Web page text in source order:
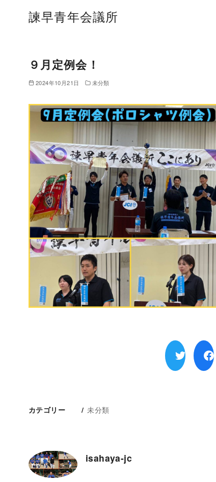
諫早青年会議所
９月定例会！
2024年10月21日 未分類
カテゴリー 未分類
isahaya-jc